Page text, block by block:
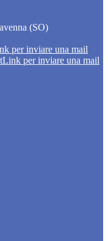
(SO)
per inviare una mail
Link per inviare una mail